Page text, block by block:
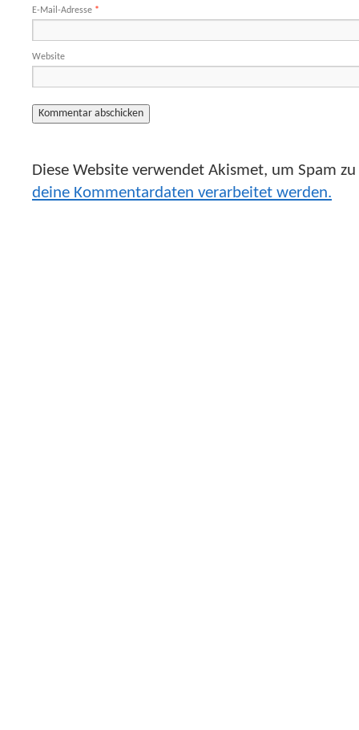
E-Mail-Adresse *
Website
Diese Website verwendet Akismet, um Spam
deine Kommentardaten verarbeitet werden.